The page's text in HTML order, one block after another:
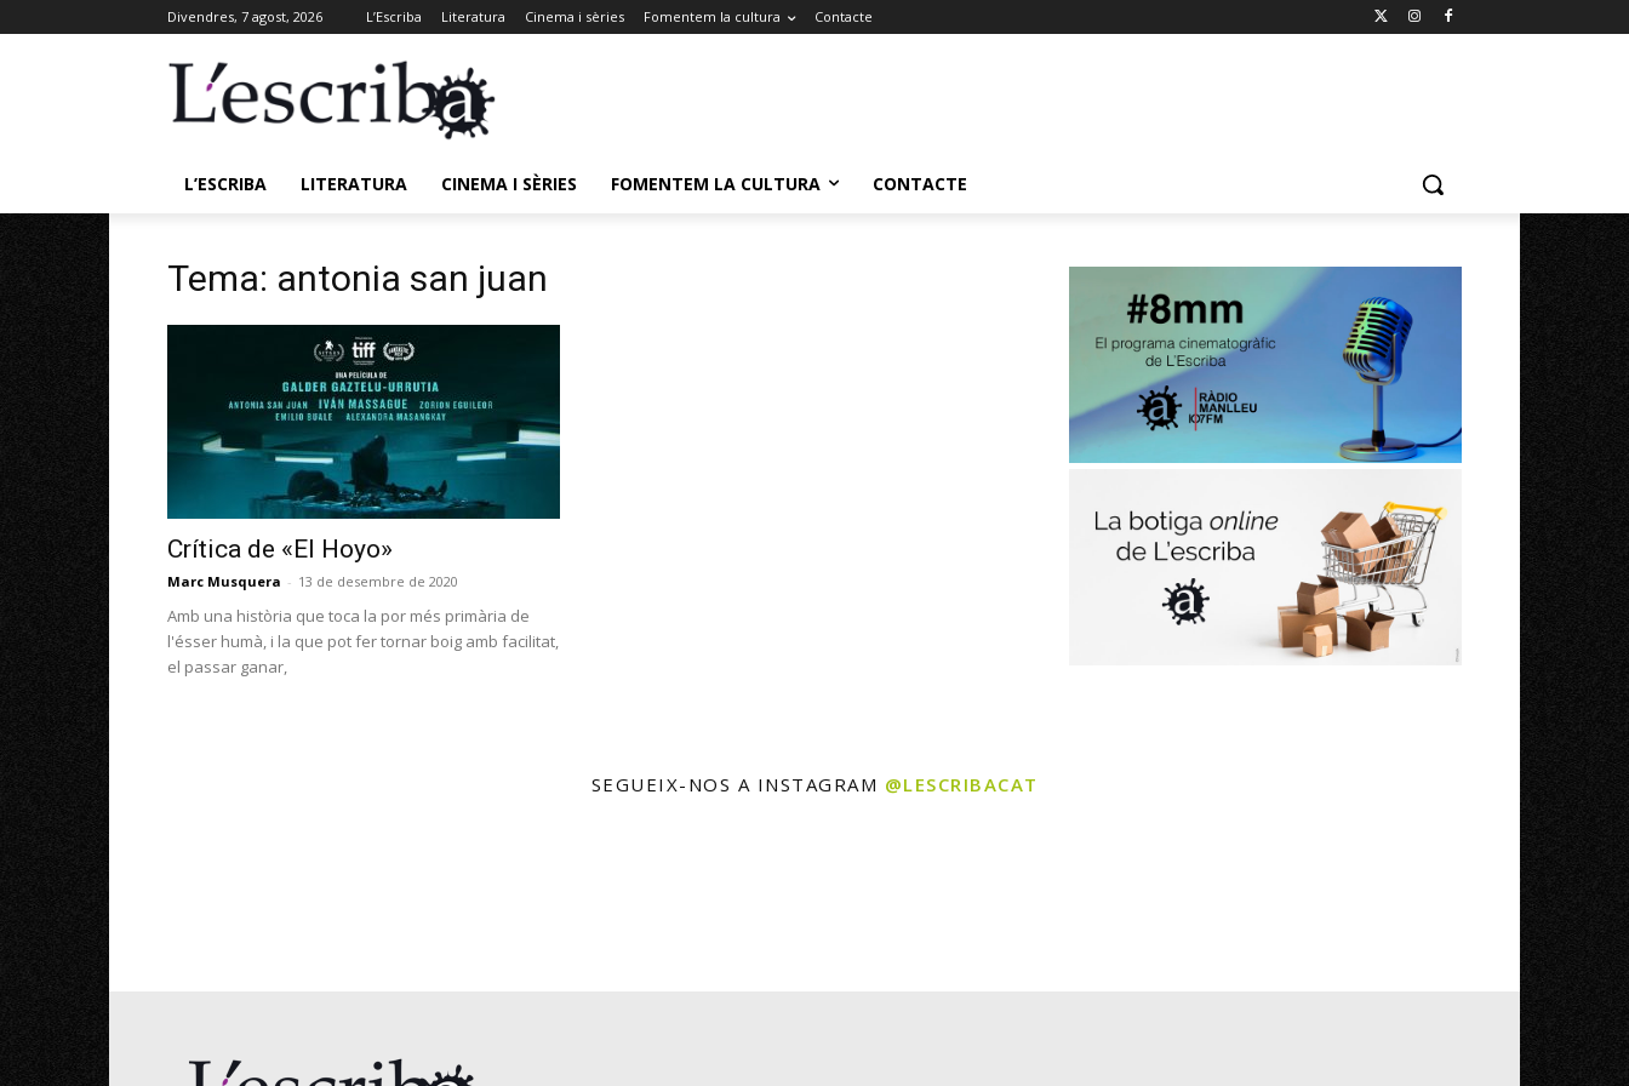
Divendres, 7 agost, 2026 L’Escriba Literatura Cinema i sèries Fomentem la cultura Contacte
L’ESCRIBA LITERATURA CINEMA I SÈRIES FOMENTEM LA CULTURA CONTACTE
Tema: antonia san juan
Crítica de «El Hoyo»
Marc Musquera - 13 de desembre de 2020
Amb una història que toca la por més primària de
l'ésser humà, i la que pot fer tornar boig amb facilitat,
el passar ganar,
SEGUEIX-NOS A INSTAGRAM @LESCRIBACAT